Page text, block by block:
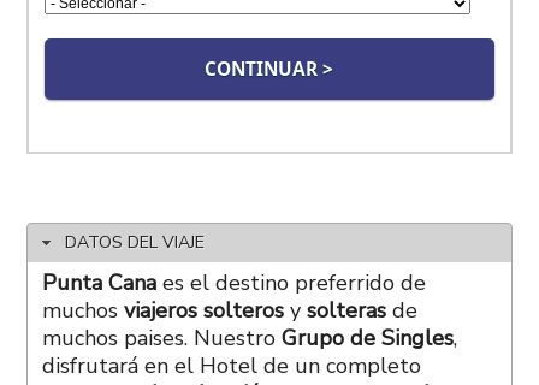
DATOS DEL VIAJE
Punta Canaes el destino preferrido de
muchos viajeros solterosysolterasde
muchos paises. Nuestro Grupo de Singles,
disfrutará en el Hotel de un completo